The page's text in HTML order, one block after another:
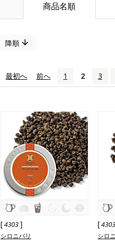
商品名順
降順
最初へ 前へ 1 2 3
[4303]
シロニバリ
[4303
シロ